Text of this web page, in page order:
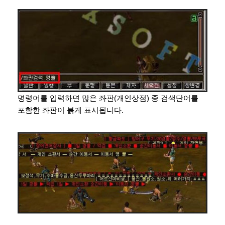
명령어를 입력하면 많은 좌판(개인상점) 중 검색단어를
포함한 좌판이 붉게 표시됩니다.